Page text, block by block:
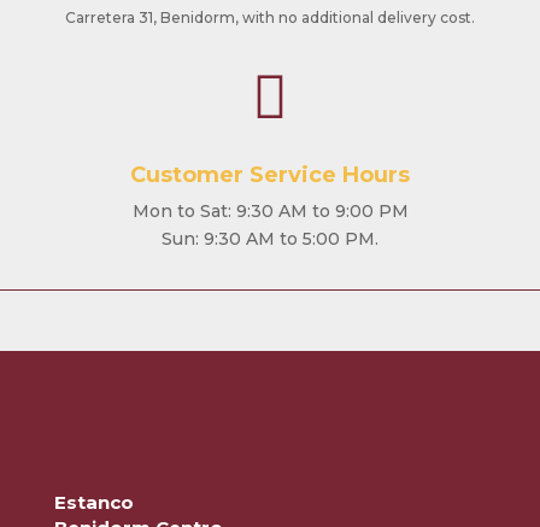
Carretera 31, Benidorm, with no additional delivery cost.

Customer Service Hours
Mon to Sat: 9:30 AM to 9:00 PM
Sun: 9:30 AM to 5:00 PM.
Estanco